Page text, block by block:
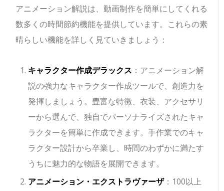
アニメーション解説は、動画制作を簡単にしてくれる
数多くの時間節約機能を提供しています。これらの素
晴らしい機能を詳しく見ていきましょう：
キャラクター作成デラックス ：アニメーション解
説の強力なキャラクター作成ツールで、創造力を
発揮しましょう。豊富な特徴、衣装、アクセサリ
ーから選んで、独自でパーソナライズされたキャ
ラクターを簡単に作成できます。手作業でのキャ
ラクター設計から卒業し、時間のわずかに満たす
うちに魅力的な物語を展開できます。
アニメーション・エクストラヴァーザ：100以上